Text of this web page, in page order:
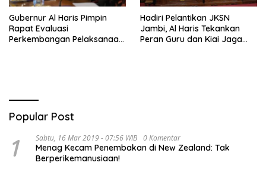
Gubernur Al Haris Pimpin
Rapat Evaluasi
Perkembangan Pelaksanaan
Hadiri Pelantikan JKSN
Jambi, Al Haris Tekankan
Peran Guru dan Kiai Jaga
Popular Post
1 Sabtu, 16 Mar 2019 - 07:56 WIB 0 Komentar
Menag Kecam Penembakan di New Zealand: Tak
Berperikemanusiaan!